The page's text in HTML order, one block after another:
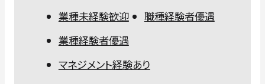
業種未経験歓迎
職種経験者優遇
業種経験者優遇
マネジメント経験あり